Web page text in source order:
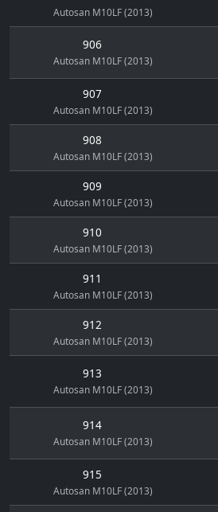
Autosan M10LF (2013)
906
Autosan M10LF (2013)
907
Autosan M10LF (2013)
908
Autosan M10LF (2013)
909
Autosan M10LF (2013)
910
Autosan M10LF (2013)
911
Autosan M10LF (2013)
912
Autosan M10LF (2013)
913
Autosan M10LF (2013)
914
Autosan M10LF (2013)
915
Autosan M10LF (2013)